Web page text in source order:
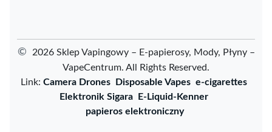
©
2026 Sklep Vapingowy – E-papierosy, Mody, Płyny –
VapeCentrum. All Rights Reserved.
Link: Camera Drones Disposable Vapes e-cigarettes
Elektronik Sigara
E-Liquid-Kenner
papieros elektroniczny